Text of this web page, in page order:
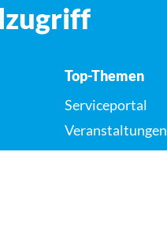
Top-Themen
Serviceportal
Veranstaltungen
Karriere